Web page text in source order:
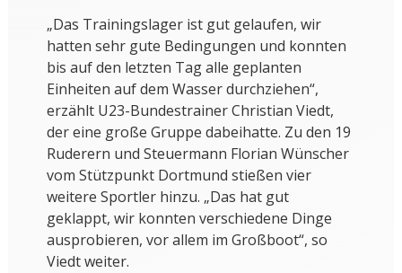
„Das Trainingslager ist gut gelaufen, wir
hatten sehr gute Bedingungen und konnten
bis auf den letzten Tag alle geplanten
Einheiten auf dem Wasser durchziehen“,
erzählt U23-Bundestrainer Christian Viedt,
der eine große Gruppe dabeihatte. Zu den 19
Ruderern und Steuermann Florian Wünscher
vom Stützpunkt Dortmund stießen vier
weitere Sportler hinzu. „Das hat gut
geklappt, wir konnten verschiedene Dinge
ausprobieren, vor allem im Großboot“, so
Viedt weiter.